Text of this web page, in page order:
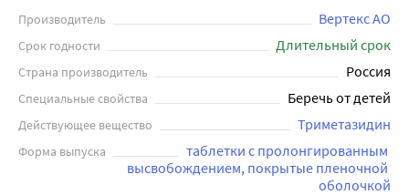
Производитель Вертекс АО
Срок годности Длительный срок
Страна производитель Россия
Специальные свойства Беречь от детей
Действующее вещество Триметазидин
Форма выпуска
таблетки с пролонгированным
высвобождением, покрытые пленочной
оболочкой